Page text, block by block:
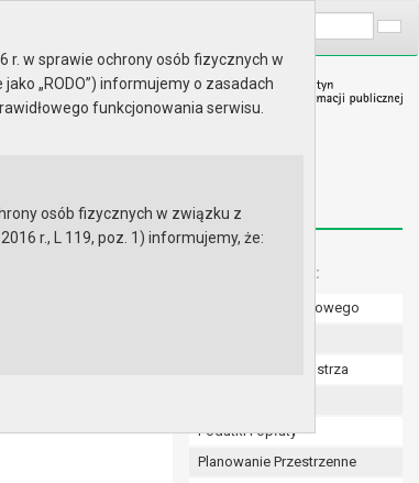
gminnym Menu dodatkowe:
Numer konta bankowego
Zarządzenia Burmistrza
Podatki i opłaty
Planowanie Przestrzenne
r. w sprawie ochrony osób fizycznych w
„RODO”) informujemy o zasadach
funkcjonowania serwisu.
osób fizycznych w związku z
r., L 119, poz. 1) informujemy, że: